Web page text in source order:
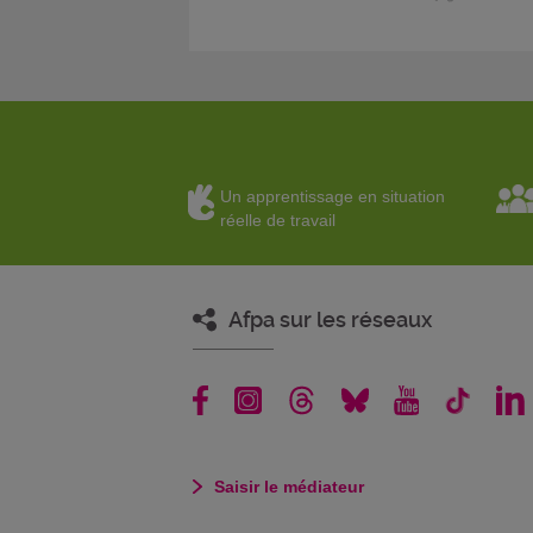
Un apprentissage en situation
réelle de travail
Afpa sur les réseaux
Saisir le médiateur